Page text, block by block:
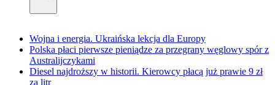
Wojna i energia. Ukraińska lekcja dla Europy
Polska płaci pierwsze pieniądze za przegrany węglowy spór z
Australijczykami
Diesel najdroższy w historii. Kierowcy płacą już prawie 9 zł
za litr